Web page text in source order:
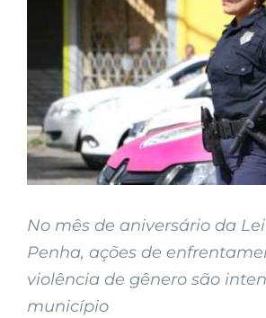
No mês de aniversário da
Penha, ações de
violência de gênero são
município